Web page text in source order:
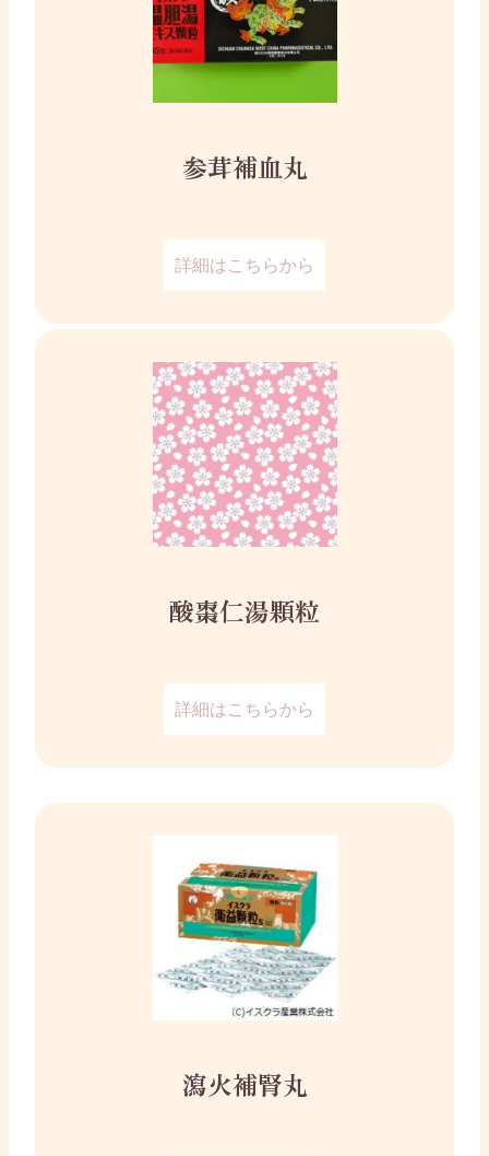
参茸補血丸
詳細はこちらから
酸棗仁湯顆粒
詳細はこちらから
瀉火補腎丸